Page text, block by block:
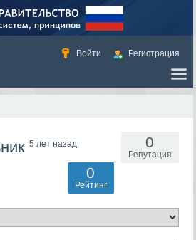
Войти Регистрация
5 лет назад 0
Репутация
0
Рейтинг